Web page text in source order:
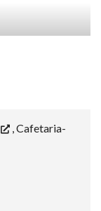
,Cafetaria-